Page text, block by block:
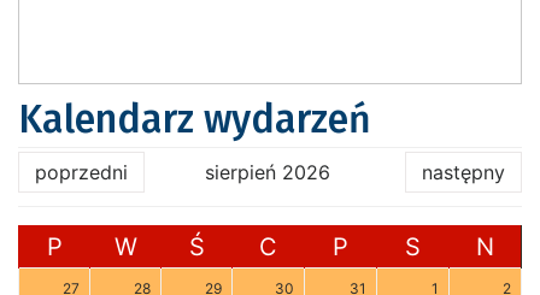
Kalendarz wydarzeń
poprzedni sierpień 2026 następny
P W Ś C P S N
27 28 29 30 31 1 2